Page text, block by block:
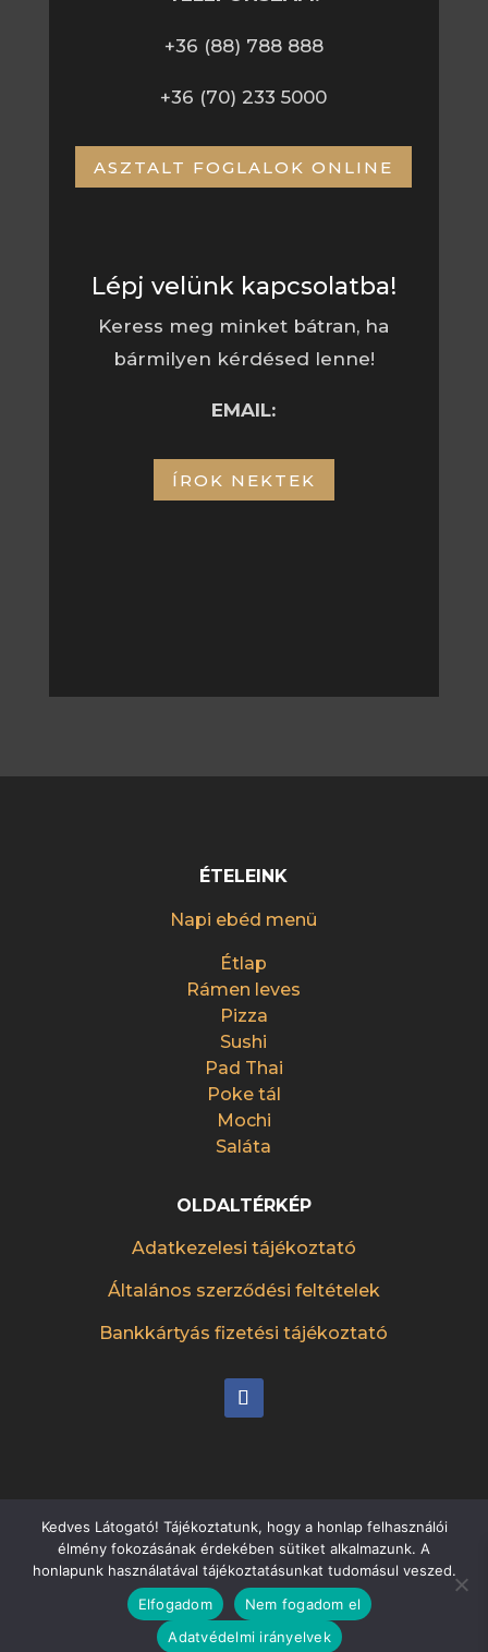
+36 (88) 788 888
+36 (70) 233 5000
ASZTALT FOGLALOK ONLINE
Lépj velünk kapcsolatba!
Keress meg minket bátran, ha
bármilyen kérdésed lenne!
EMAIL:
ÍROK NEKTEK
ÉTELEINK
Napi ebéd menü
Étlap
Rámen leves
Pizza
Sushi
Pad Thai
Poke tál
Mochi
Saláta
OLDALTÉRKÉP
Adatkezelesi tájékoztató
Általános szerződési feltételek
Bankkártyás fizetési tájékoztató
Készítette:etteremreklam.hu
Kedves Látogató! Tájékoztatunk, hogy a honlap felhasználói
élmény fokozásának érdekében sütiket alkalmazunk. A
honlapunk használatával tájékoztatásunkat tudomásul veszed.
Elfogadom
Nem fogadom el
Adatvédelmi irányelvek